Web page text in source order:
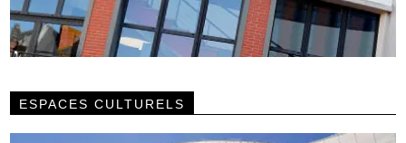
ESPACES CULTURELS